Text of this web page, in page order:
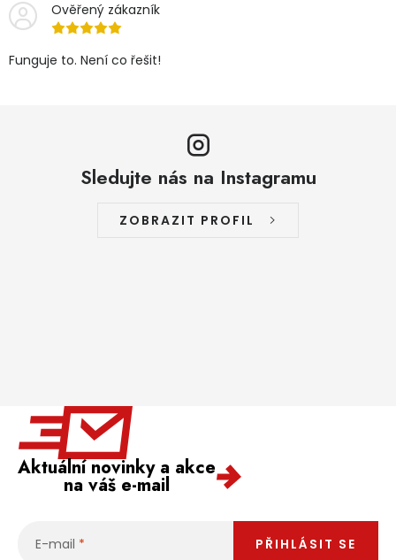
Ověřený zákazník
Funguje to. Není co řešit!
Sledujte nás na Instagramu
ZOBRAZIT PROFIL
Aktuální novinky a akce
na váš e-mail
E-mail PŘIHLÁSIT SE